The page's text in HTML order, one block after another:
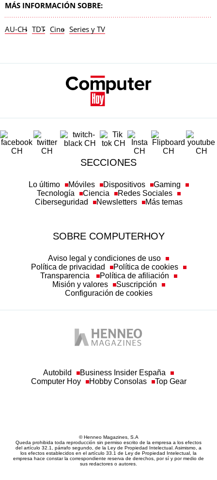
MÁS INFORMACIÓN SOBRE:
AU-CH TDT Cine Series y TV
SECCIONES
Lo último Móviles Dispositivos
Gaming
Tecnología
Ciencia
Redes Sociales
Ciberseguridad
Newsletters Más temas
SOBRE COMPUTERHOY
Aviso legal y condiciones de uso
Política de privacidad
Política de cookies
Transparencia
Política de afiliación
Misión y valores
Suscripción
Configuración de cookies
Autobild
Business Insider España
Computer Hoy
Hobby Consolas Top Gear
© Henneo Magazines, S.A
Queda prohibida toda reproducción sin permiso escrito de la empresa a los efectos
del artículo 32.1, párrafo segundo, de la Ley de Propiedad Intelectual. Asimismo, a
los efectos establecidos en el artículo 33.1 de Ley de Propiedad Intelectual, la
empresa hace constar la correspondiente reserva de derechos, por sí y por medio de
sus redactores o autores.